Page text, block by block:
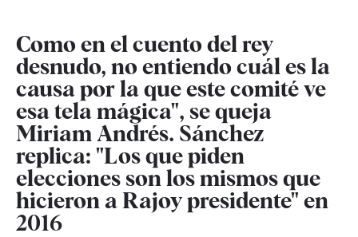
Como en el cuento del rey
desnudo, no entiendo cuál es la
causa por la que este comité ve
esa tela mágica", se queja
Miriam Andrés. Sánchez
replica: "Los que piden
elecciones son los mismos que
hicieron a Rajoy presidente" en
2016